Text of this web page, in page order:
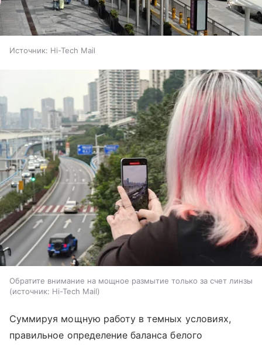
Источник: Hi-Tech Mail
Обратите внимание на мощное размытие только за счет линзы
источник: Hi-Tech Mail
Суммируя мощную работу в темных условиях,
правильное определение баланса белого